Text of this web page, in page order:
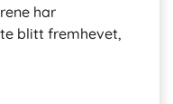
har
blitt fremhevet,